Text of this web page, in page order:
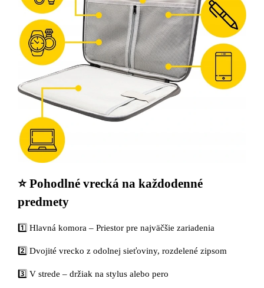
⭐ Pohodlné vrecká na každodenné
predmety
1️⃣ Hlavná komora – Priestor pre najväčšie zariadenia
2️⃣ Dvojité vrecko z odolnej sieťoviny, rozdelené zipsom
3️⃣ V strede – držiak na stylus alebo pero